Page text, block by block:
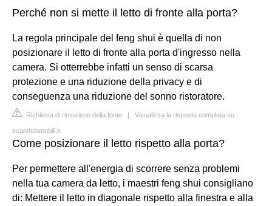
Perché non si mette il letto di fronte alla porta?
La regola principale del feng shui è quella di non
posizionare il letto di fronte alla porta d'ingresso nella
camera. Si otterrebbe infatti un senso di scarsa
protezione e una riduzione della privacy e di
conseguenza una riduzione del sonno ristoratore.
Richiesta di rimozione della fonte | Visualizza la risposta completa su
scandolamobili.it
Come posizionare il letto rispetto alla porta?
Per permettere all'energia di scorrere senza problemi
nella tua camera da letto, i maestri feng shui consigliano
di: Mettere il letto in diagonale rispetto alla finestra e alla